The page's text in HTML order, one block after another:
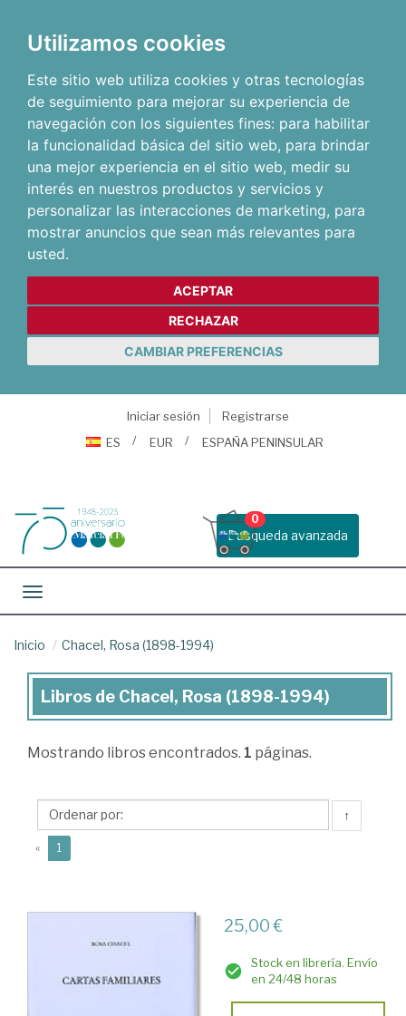
Utilizamos cookies
Este sitio web utiliza cookies y otras tecnologías
de seguimiento para mejorar su experiencia de
navegación con los siguientes fines: para habilitar
la funcionalidad básica del sitio web, para brindar
una mejor experiencia en el sitio web, medir su
interés en nuestros productos y servicios y
personalizar las interacciones de marketing, para
mostrar anuncios que sean más relevantes para
usted.
ACEPTAR
RECHAZAR
CAMBIAR PREFERENCIAS
Iniciar sesión
Registrarse
ES
EUR ESPAÑA PENINSULAR
Busqueda avanzada
0
Toggle navigation
Inicio Chacel, Rosa (1898-1994)
Libros
Chacel,
(1898-
1994)
Libros de Chacel, Rosa (1898-1994)
Mostrando libros encontrados. 1 páginas.
↑
« 1
25,00 €
Stock en librería. Envío
en 24/48 horas